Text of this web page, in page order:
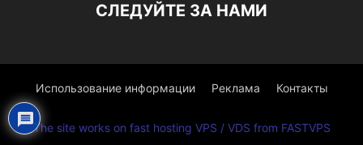
СЛЕДУЙТЕ ЗА НАМИ
Использование информации Реклама Контакты
The site works on fast hosting VPS / VDS from FASTVPS